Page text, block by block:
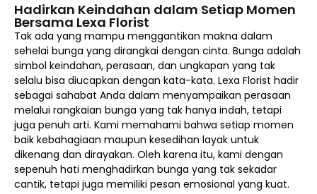
Hadirkan Keindahan dalam Setiap Momen
Bersama Lexa Florist
Tak ada yang mampu menggantikan makna dalam
sehelai bunga yang dirangkai dengan cinta. Bunga adalah
simbol keindahan, perasaan, dan ungkapan yang tak
selalu bisa diucapkan dengan kata-kata. Lexa Florist hadir
sebagai sahabat Anda dalam menyampaikan perasaan
melalui rangkaian bunga yang tak hanya indah, tetapi
juga penuh arti. Kami memahami bahwa setiap momen
baik kebahagiaan maupun kesedihan layak untuk
dikenang dan dirayakan. Oleh karena itu, kami dengan
sepenuh hati menghadirkan bunga yang tak sekadar
cantik, tetapi juga memiliki pesan emosional yang kuat.